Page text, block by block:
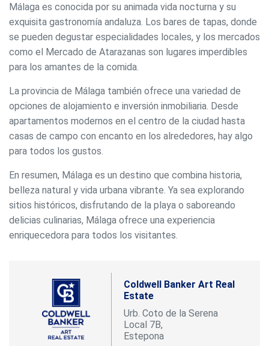
Málaga es conocida por su animada vida nocturna y su
exquisita gastronomía andaluza. Los bares de tapas, donde
se pueden degustar especialidades locales, y los mercados
como el Mercado de Atarazanas son lugares imperdibles
para los amantes de la comida.
La provincia de Málaga también ofrece una variedad de
opciones de alojamiento e inversión inmobiliaria. Desde
apartamentos modernos en el centro de la ciudad hasta
casas de campo con encanto en los alrededores, hay algo
para todos los gustos.
En resumen, Málaga es un destino que combina historia,
belleza natural y vida urbana vibrante. Ya sea explorando
sitios históricos, disfrutando de la playa o saboreando
delicias culinarias, Málaga ofrece una experiencia
enriquecedora para todos los visitantes.
Coldwell Banker Art Real
Estate
Urb. Coto de la Serena
Local 7B,
Estepona